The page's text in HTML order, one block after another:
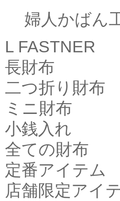
婦人かばん
L FASTNER
長財布
二つ折り財布
ミニ財布
小銭入れ
全ての財布
定番アイテム
店舗限定アイ